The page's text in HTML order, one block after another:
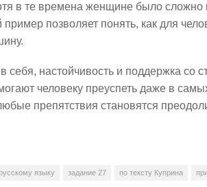
в те времена женщине было сложно
позволяет понять, как для
себя, настойчивость и поддержка со
человеку преуспеть даже в
препятствия становятся
языку задание 27 по тексту Куприна